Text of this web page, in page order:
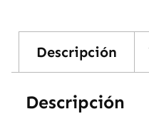
Descripción
Descripción